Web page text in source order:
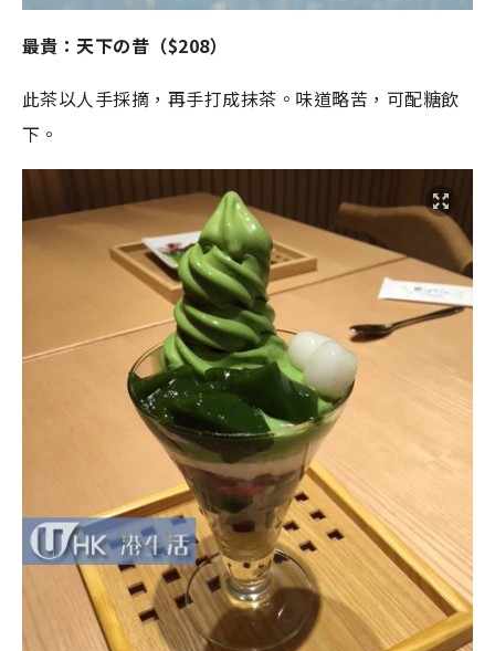
最貴：天下の昔（$208）
此茶以人手採摘，再手打成抹茶。味道略苦，可配糖飲
下。